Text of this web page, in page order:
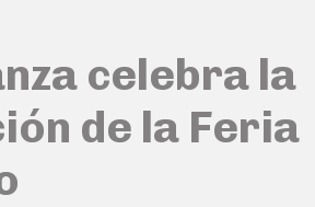
celebra la
de la Feria